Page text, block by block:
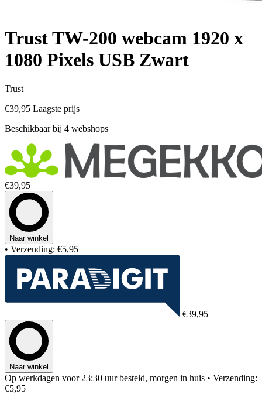
Trust TW-200 webcam 1920 x
1080 Pixels USB Zwart
Trust
€39,95 Laagste prijs
Beschikbaar bij 4 webshops
€39,95
Naar winkel
• Verzending: €5,95
€39,95
Naar winkel
Op werkdagen voor 23:30 uur besteld, morgen in huis • Verzending:
€5,95